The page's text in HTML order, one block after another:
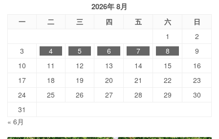
2026年 8月
一 二 三 四 五 六
日
1
2
3
4 5 6 7 8
9
10
11 12 13 14 15
16
17
18 19 20 21 22
23
24
25 26 27 28 29
30
31
« 6月